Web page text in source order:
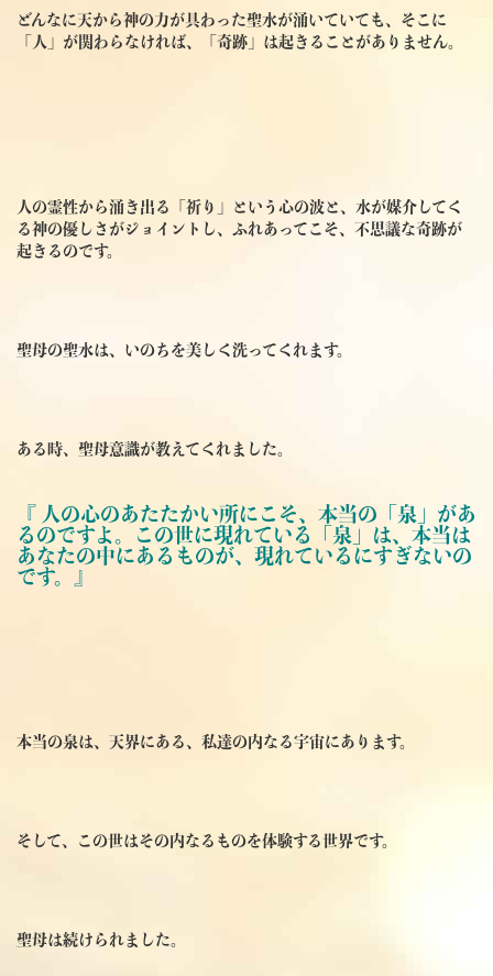
どんなに天から神の力が具わった聖水が涌いていても、そこに
「人」が関わらなければ、「奇跡」は起きることがありません。
人の霊性から涌き出る「祈り」という心の波と、水が媒介してく
る神の優しさがジョイントし、ふれあってこそ、不思議な奇跡が
起きるのです。
聖母の聖水は、いのちを美しく洗ってくれます。
ある時、聖母意識が教えてくれました。
『 人の心のあたたかい所にこそ、本当の「泉」があ
るのですよ。この世に現れている「泉」は、本当は
あなたの中にあるものが、現れているにすぎないの
です。』
本当の泉は、天界にある、私達の内なる宇宙にあります。
そして、この世はその内なるものを体験する世界です。
聖母は続けられました。